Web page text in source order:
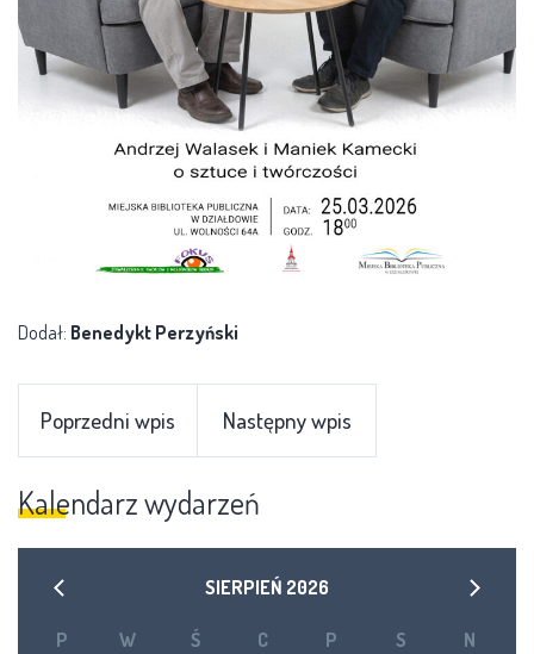
Dodał: Benedykt Perzyński
Poprzedni wpis Następny wpis
Kalendarz wydarzeń
SIERPIEŃ 2026
P W Ś C P S N